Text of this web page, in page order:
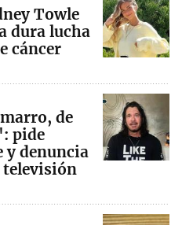
Towle
dura lucha
cáncer
de
pide
y denuncia
televisión